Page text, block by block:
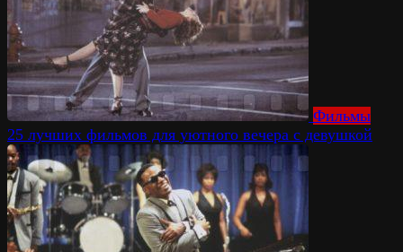
Фильмы
25 лучших фильмов для уютного вечера с девушкой